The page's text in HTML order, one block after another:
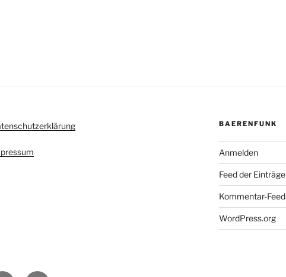
BAERENFUNK
Anmelden
Feed der Einträge
Kommentar-Feed
WordPress.org